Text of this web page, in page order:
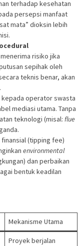
terhadap kesehatan
persepsi manfaat
mata” dioksin lebih
risiko jika
sepihak oleh
teknis benar, akan
kepada operator swasta
mediasi utama. Tanpa
teknologi (misal: flue
(tipping fee)
environmental
dan perbaikan
bentuk keadilan
Mekanisme Utama
Proyek berjalan